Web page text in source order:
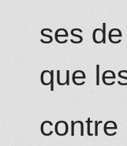
ses
que
contre